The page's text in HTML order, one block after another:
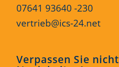
07641 93640 -230
vertrieb@ics-24.net
Verpassen Sie